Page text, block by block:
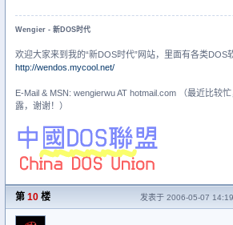
Wengier - 新DOS时代
欢迎大家来到我的“新DOS时代”网站，里面有各类DOS
http://wendos.mycool.net/
E-Mail & MSN: wengierwu AT hotmail.com （最近比较
露，谢谢！）
第 10 楼 发表于 2006-05-07 14:19